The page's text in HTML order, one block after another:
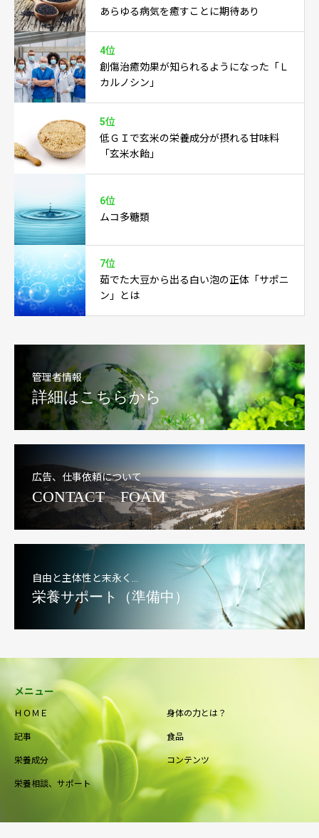
あらゆる病気を癒すことに期待あり
4位
創傷治癒効果が知られるようになった「Ｌ
カルノシン」
5位
低ＧＩで玄米の栄養成分が摂れる甘味料
「玄米水飴」
6位
ムコ多糖類
7位
茹でた大豆から出る白い泡の正体「サポニ
ン」とは
管理者情報
詳細はこちらから
広告、仕事依頼について
CONTACT FOAM
自由と主体性と末永く…
栄養サポート（準備中）
メニュー
ＨＯＭＥ 身体の力とは？
記事 食品
栄養成分 コンテンツ
栄養相談、サポート